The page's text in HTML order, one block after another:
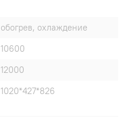
обогрев, охлаждение
10600
12000
1020*427*826